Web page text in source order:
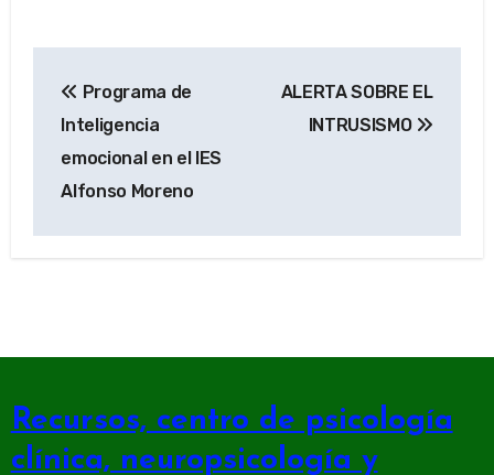
de
entradas
Programa de
Inteligencia
emocional en el IES
Alfonso Moreno
ALERTA SOBRE EL
INTRUSISMO
Recursos, centro de psicología
clínica, neuropsicología y